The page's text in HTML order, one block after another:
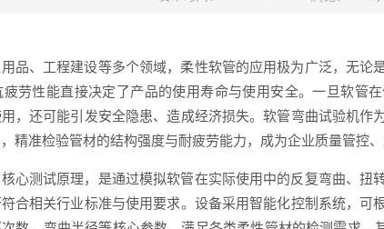
品、工程建设等多个领域，柔性软管的应用极为广泛，无论
劳性能直接决定了产品的使用寿命与使用安全。一旦软管
，还可能引发安全隐患、造成经济损失。软管弯曲试验机作
精准检验管材的结构强度与耐疲劳能力，成为企业质量管控
心测试原理，是通过模拟软管在实际使用中的反复弯曲、扭
合相关行业标准与使用要求。设备采用智能化控制系统，可